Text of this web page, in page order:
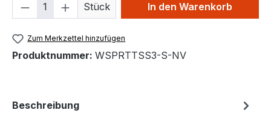
Produkt Anzahl: Gib den
Stück In den Warenkorb
Zum Merkzettel hinzufügen
Produktnummer: WSPRTTSS3-S-NV
Beschreibung